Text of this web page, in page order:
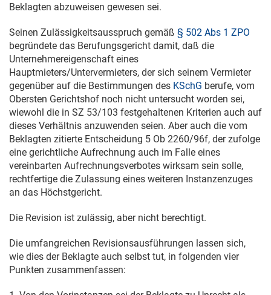
Beklagten abzuweisen gewesen sei.
Seinen Zulässigkeitsausspruch gemäß § 502 Abs 1 ZPO
begründete das Berufungsgericht damit, daß die
Unternehmereigenschaft eines
Hauptmieters/Untervermieters, der sich seinem Vermieter
gegenüber auf die Bestimmungen des KSchG berufe, vom
Obersten Gerichtshof noch nicht untersucht worden sei,
wiewohl die in SZ 53/103 festgehaltenen Kriterien auch auf
dieses Verhältnis anzuwenden seien. Aber auch die vom
Beklagten zitierte Entscheidung 5 Ob 2260/96f, der zufolge
eine gerichtliche Aufrechnung auch im Falle eines
vereinbarten Aufrechnungsverbotes wirksam sein solle,
rechtfertige die Zulassung eines weiteren Instanzenzuges
an das Höchstgericht.
Die Revision ist zulässig, aber nicht berechtigt.
Die umfangreichen Revisionsausführungen lassen sich,
wie dies der Beklagte auch selbst tut, in folgenden vier
Punkten zusammenfassen: